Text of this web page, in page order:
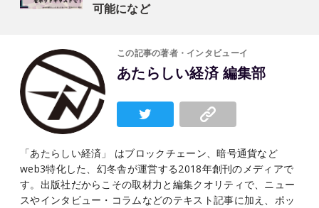
可能になど
この記事の著者・インタビューイ
あたらしい経済 編集部
「あたらしい経済」 はブロックチェーン、暗号通貨など
web3特化した、幻冬舎が運営する2018年創刊のメディアで
す。出版社だからこその取材力と編集クオリティで、ニュー
スやインタビュー・コラムなどのテキスト記事に加え、ポッ